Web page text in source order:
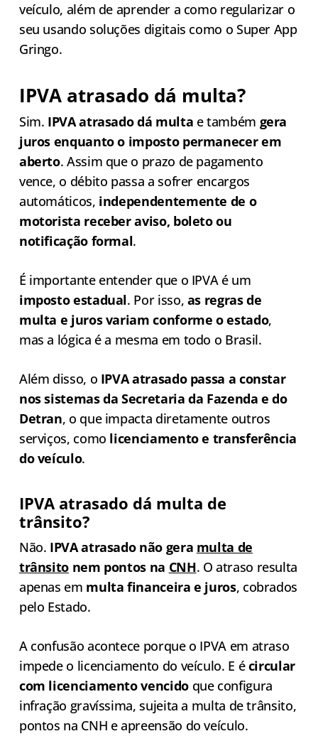
veículo, além de aprender a como regularizar o
seu usando soluções digitais como o Super App
Gringo.
IPVA atrasado dá multa?
Sim. IPVA atrasado dá multa e também gera
juros enquanto o imposto permanecer em
aberto. Assim que o prazo de pagamento
vence, o débito passa a sofrer encargos
automáticos, independentemente de o
motorista receber aviso, boleto ou
notificação formal.
É importante entender que o IPVA é um
imposto estadual. Por isso, as regras de
multa e juros variam conforme o estado,
mas a lógica é a mesma em todo o Brasil.
Além disso, o IPVA atrasado passa a constar
nos sistemas da Secretaria da Fazenda e do
Detran, o que impacta diretamente outros
serviços, como licenciamento e transferência
do veículo.
IPVA atrasado dá multa de
trânsito?
Não. IPVA atrasado não gera multa de
trânsito nem pontos na CNH. O atraso resulta
apenas em multa financeira e juros, cobrados
pelo Estado.
A confusão acontece porque o IPVA em atraso
impede o licenciamento do veículo. E écircular
com licenciamento vencidoque configura
infração gravíssima, sujeita a multa de trânsito,
pontos na CNH e apreensão do veículo.